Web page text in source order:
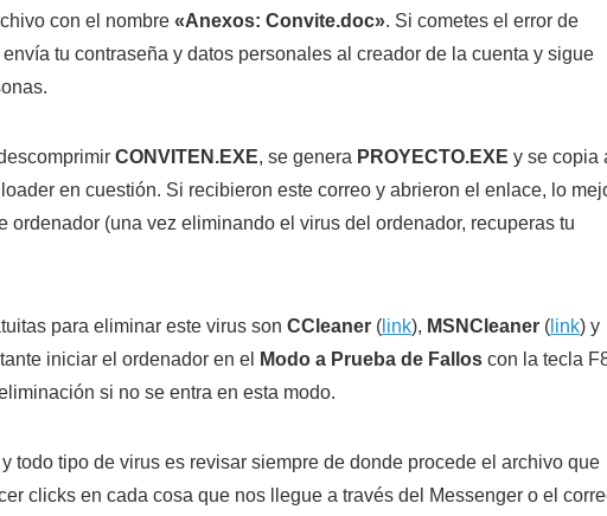
con el nombre «Anexos: Convite.doc». Si cometes el error de
tu contraseña y datos personales al creador de la cuenta y sigue
CONVITEN.EXE, se genera PROYECTO.EXE y se copia
en cuestión. Si recibieron este correo y abrieron el enlace, lo
ordenador (una vez eliminando el virus del ordenador, recuperas tu
para eliminar este virus son CCleaner ( link), MSNCleaner ( link) y
iniciar el ordenador en el Modo a Prueba de Fallos con la tecla
si no se entra en esta modo.
todo tipo de virus es revisar siempre de donde procede el archivo que
clicks en cada cosa que nos llegue a través del Messenger o el